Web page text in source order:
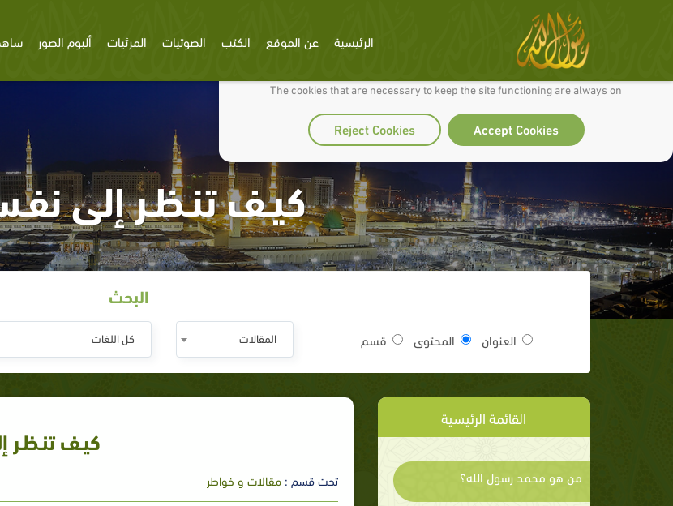
We use cookies to make our site work well for you and so we can continually improve it.
The cookies that are necessary to keep the site functioning are always on
Accept Cookies
Reject Cookies
الرئيسية عن الموقع الكتب الصوتيات المرئيات ألبوم الصور
كيـف تنـظـر إلى
البحث
العنوان المحتوى قسم المقالات كل اللغات
القائمة الرئيسية
من هو محمد رسول الله؟
كيـف
تحت قسم :مقالات و خواطر